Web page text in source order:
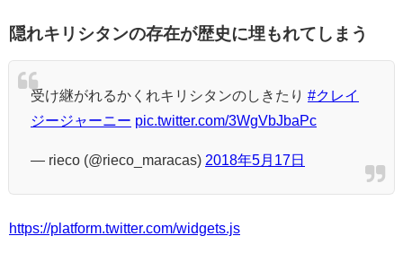
隠れキリシタンの存在が歴史に埋もれてしまう
受け継がれるかくれキリシタンのしきたり #クレイ
ジージャーニー pic.twitter.com/3WgVbJbaPc
— rieco (@rieco_maracas) 2018年5月17日
https://platform.twitter.com/widgets.js